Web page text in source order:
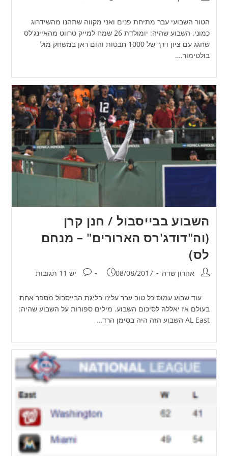
הטור השבועי עבר מתיחת פנים ואני מקווה שתהנו מהשידרוג
כמוני. השבוע שהיה: יומולדת 26 שמח למייק טרווט מהאיינג'לס
שחגג עם ציון דרך של 1000 חבטות והום ראן במשחק מול
בולטימור.…
השבוע בבייסבול / חנן קרן
(וה"דודג'רס הארורים" – מנחם
לס)
מחבר:אהרון שדה פורסם:
08/08/2017 תגובות:
יש 11 תגובות
עוד שבוע עמוס כל טוב עבר עלינו בליגת הבייסבול מספר אחת
בעולם אז יאללה לסיכום השבוע. מילים ספורות על השבוע שהיה:
AL East השבוע הזה היה בסימן הרד…